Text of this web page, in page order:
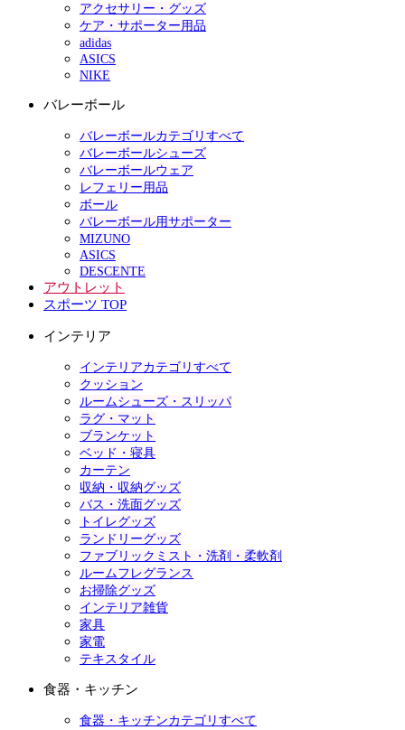
アクセサリー・グッズ
ケア・サポーター用品
adidas
ASICS
NIKE
バレーボール
バレーボールカテゴリすべて
バレーボールシューズ
バレーボールウェア
レフェリー用品
ボール
バレーボール用サポーター
MIZUNO
ASICS
DESCENTE
アウトレット
スポーツ TOP
インテリア
インテリアカテゴリすべて
クッション
ルームシューズ・スリッパ
ラグ・マット
ブランケット
ベッド・寝具
カーテン
収納・収納グッズ
バス・洗面グッズ
トイレグッズ
ランドリーグッズ
ファブリックミスト・洗剤・柔軟剤
ルームフレグランス
お掃除グッズ
インテリア雑貨
家具
家電
テキスタイル
食器・キッチン
食器・キッチンカテゴリすべて